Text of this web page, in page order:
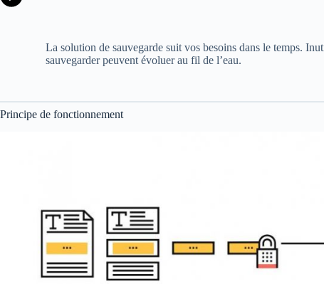
La solution de sauvegarde suit vos besoins dans le temps.
sauvegarder peuvent évoluer au fil de l’eau.
Principe de fonctionnement